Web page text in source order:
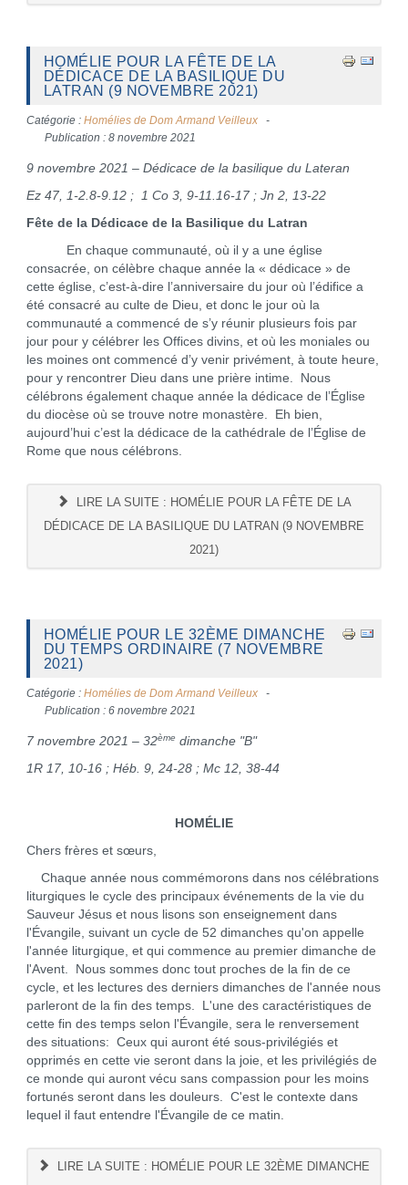
HOMÉLIE POUR LA FÊTE DE LA
DÉDICACE DE LA BASILIQUE DU
LATRAN (9 NOVEMBRE 2021)
Catégorie : Homélies de Dom Armand Veilleux
Publication : 8 novembre 2021
9 novembre 2021 – Dédicace de la basilique du Lateran
Ez 47, 1-2.8-9.12 ; 1 Co 3, 9-11.16-17 ; Jn 2, 13-22
Fête de la Dédicace de la Basilique du Latran
En chaque communauté, où il y a une église
consacrée, on célèbre chaque année la « dédicace » de
cette église, c’est-à-dire l’anniversaire du jour où l’édifice a
été consacré au culte de Dieu, et donc le jour où la
communauté a commencé de s’y réunir plusieurs fois par
jour pour y célébrer les Offices divins, et où les moniales ou
les moines ont commencé d’y venir privément, à toute heure,
pour y rencontrer Dieu dans une prière intime. Nous
célébrons également chaque année la dédicace de l’Église
du diocèse où se trouve notre monastère. Eh bien,
aujourd’hui c’est la dédicace de la cathédrale de l’Église de
Rome que nous célébrons.
LIRE LA SUITE : HOMÉLIE POUR LA FÊTE DE LA
DÉDICACE DE LA BASILIQUE DU LATRAN (9 NOVEMBRE
2021)
HOMÉLIE POUR LE 32ÈME DIMANCHE
DU TEMPS ORDINAIRE (7 NOVEMBRE
2021)
Catégorie : Homélies de Dom Armand Veilleux
Publication : 6 novembre 2021
7 novembre 2021 – 32ème dimanche "B"
1R 17, 10-16 ; Héb. 9, 24-28 ; Mc 12, 38-44
HOMÉLIE
Chers frères et sœurs,
Chaque année nous commémorons dans nos célébrations
liturgiques le cycle des principaux événements de la vie du
Sauveur Jésus et nous lisons son enseignement dans
l'Évangile, suivant un cycle de 52 dimanches qu'on appelle
l'année liturgique, et qui commence au premier dimanche de
l'Avent. Nous sommes donc tout proches de la fin de ce
cycle, et les lectures des derniers dimanches de l'année nous
parleront de la fin des temps. L'une des caractéristiques de
cette fin des temps selon l'Évangile, sera le renversement
des situations: Ceux qui auront été sous-privilégiés et
opprimés en cette vie seront dans la joie, et les privilégiés de
ce monde qui auront vécu sans compassion pour les moins
fortunés seront dans les douleurs. C'est le contexte dans
lequel il faut entendre l'Évangile de ce matin.
LIRE LA SUITE : HOMÉLIE POUR LE 32ÈME DIMANCHE